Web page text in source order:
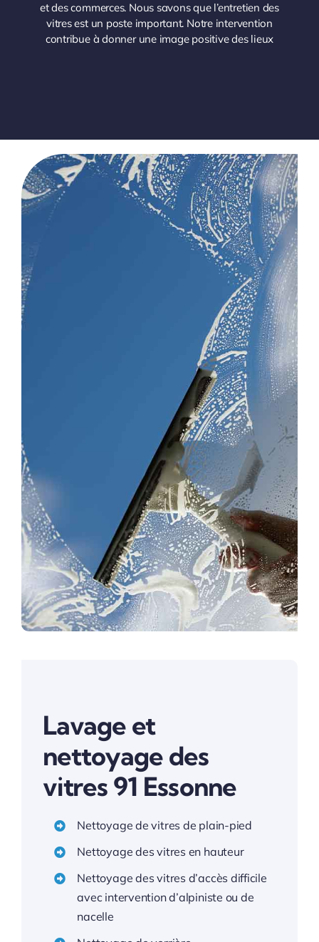
et des commerces. Nous savons que l’entretien des
vitres est un poste important. Notre intervention
contribue à donner une image positive des lieux
Lavage et
nettoyage des
vitres 91 Essonne
Nettoyage de vitres de plain-pied
Nettoyage des vitres en hauteur
Nettoyage des vitres d’accès difficile
avec intervention d’alpiniste ou de
nacelle